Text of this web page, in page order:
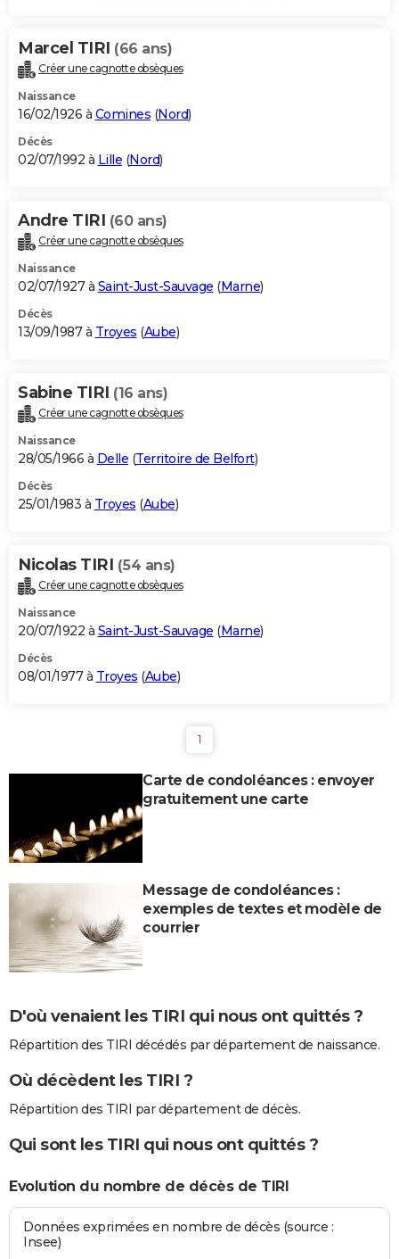
Marcel TIRI (66 ans)
Créer une cagnotte obsèques
Naissance
16/02/1926 à Comines (Nord)
Décès
02/07/1992 à Lille (Nord)
Andre TIRI (60 ans)
Créer une cagnotte obsèques
Naissance
02/07/1927 à Saint-Just-Sauvage (Marne)
Décès
13/09/1987 à Troyes (Aube)
Sabine TIRI (16 ans)
Créer une cagnotte obsèques
Naissance
28/05/1966 à Delle (Territoire de Belfort)
Décès
25/01/1983 à Troyes (Aube)
Nicolas TIRI (54 ans)
Créer une cagnotte obsèques
Naissance
20/07/1922 à Saint-Just-Sauvage (Marne)
Décès
08/01/1977 à Troyes (Aube)
1
Carte de condoléances : envoyer
gratuitement une carte
Message de condoléances :
exemples de textes et modèle de
courrier
D'où venaient les TIRI qui nous ont quittés ?
Répartition des TIRI décédés par département de naissance.
Où décèdent les TIRI ?
Répartition des TIRI par département de décès.
Qui sont les TIRI qui nous ont quittés ?
Evolution du nombre de décès de TIRI
Données exprimées en nombre de décès (source :
Insee)